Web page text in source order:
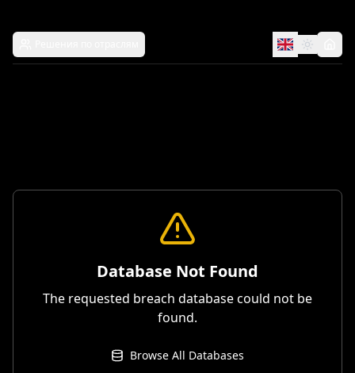
Database Not Found
The requested breach database could not be
found.
Browse All Databases